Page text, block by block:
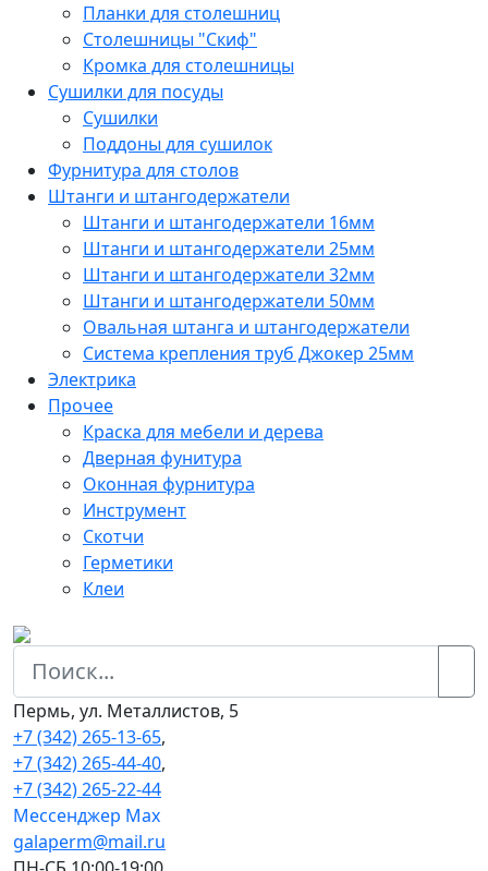
Планки для столешниц
Столешницы "Скиф"
Кромка для столешницы
Сушилки для посуды
Сушилки
Поддоны для сушилок
Фурнитура для столов
Штанги и штангодержатели
Штанги и штангодержатели 16мм
Штанги и штангодержатели 25мм
Штанги и штангодержатели 32мм
Штанги и штангодержатели 50мм
Овальная штанга и штангодержатели
Система крепления труб Джокер 25мм
Электрика
Прочее
Краска для мебели и дерева
Дверная фунитура
Оконная фурнитура
Инструмент
Скотчи
Герметики
Клеи
Пермь, ул. Металлистов, 5
+7 (342) 265-13-65,
+7 (342) 265-44-40,
+7 (342) 265-22-44
Мессенджер Мах
galaperm@mail.ru